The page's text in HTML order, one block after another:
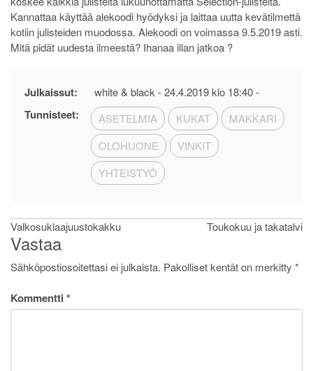
Kannattaa käyttää alekoodi hyödyksi ja laittaa uutta kevätilmettä
kotiin julisteiden muodossa. Alekoodi on voimassa 9.5.2019 asti.
Mitä pidät uudesta ilmeestä? Ihanaa illan jatkoa ?
Julkaissut: white & black -24.4.2019 klo 18:40-
Tunnisteet: ASETELMIA KUKAT
MAKKARI
OLOHUONE
VINKIT
YHTEISTYÖ
Artikkelien
selaus
Valkosuklaajuustokakku Toukokuu ja takatalvi
Vastaa
Sähköpostiosoitettasi ei julkaista. Pakolliset kentät on merkitty *
Kommentti *